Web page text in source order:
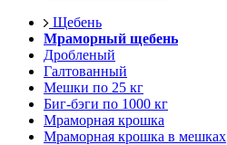
Щебень
Мраморный щебень
Дробленый
Галтованный
Мешки по 25 кг
Биг-бэги по 1000 кг
Мраморная крошка
Мраморная крошка в мешках